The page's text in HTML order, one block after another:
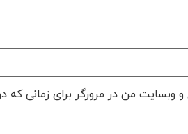
و وبسایت من در مرورگر برای زمانی که